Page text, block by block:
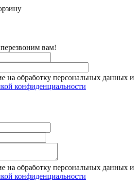
вам!
на обработку персональных данных и
конфиденциальности
на обработку персональных данных и
конфиденциальности